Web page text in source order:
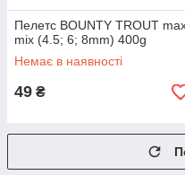
Пелетс BOUNTY TROUT
mix (4.5; 6; 8mm) 400g
Немає в наявності
49 ₴